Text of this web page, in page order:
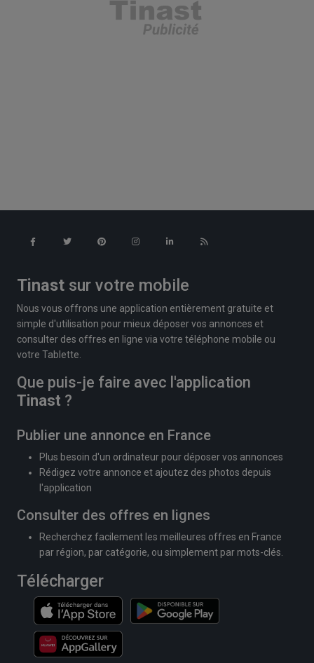
Tinast sur votre mobile
Nous vous offrons une application entièrement gratuite et
simple d'utilisation pour mieux déposer vos annonces et
consulter des offres en ligne via votre téléphone mobile ou
votre Tablette.
Que puis-je faire avec l'application
Tinast ?
Publier une annonce en France
Plus besoin d'un ordinateur pour déposer vos annonces
Rédigez votre annonce et ajoutez des photos depuis
l'application
Consulter des offres en lignes
Recherchez facilement les meilleures offres en France
par région, par catégorie, ou simplement par mots-clés.
Télécharger